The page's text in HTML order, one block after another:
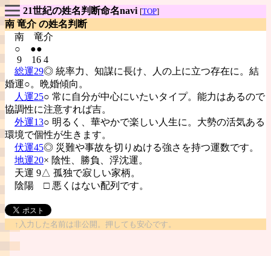
21世紀の姓名判断命名navi [TOP]
南 竜介 の姓名判断
南 竜介
○ ●●
9 16 4
総運29◎ 統率力、知謀に長け、人の上に立つ存在に。結
婚運○。晩婚傾向。
人運25○ 常に自分が中心にいたいタイプ。能力はあるので
協調性に注意すれば吉。
外運13○ 明るく、華やかで楽しい人生に。大勢の活気ある
環境で個性が生きます。
伏運45◎ 災難や事故を切りぬける強さを持つ運数です。
地運20× 陰性、勝負、浮沈運。
天運 9△ 孤独で寂しい家柄。
陰陽 □ 悪くはない配列です。
↑入力した名前は非公開。押しても安心です。